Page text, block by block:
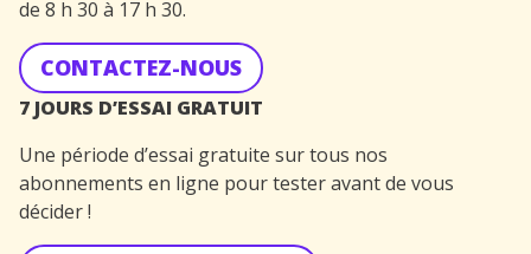
de 8 h 30 à 17 h 30.
CONTACTEZ-NOUS
7 JOURS D’ESSAI GRATUIT
Une période d’essai gratuite sur tous nos
abonnements en ligne pour tester avant de vous
décider !